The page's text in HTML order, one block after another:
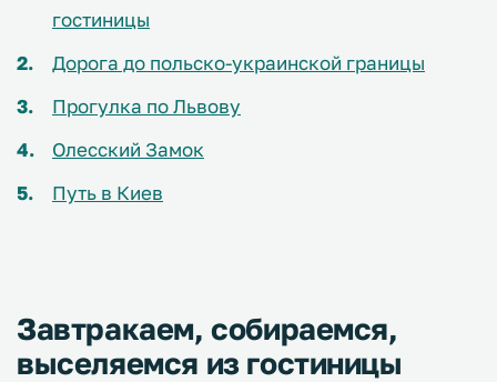
гостиницы
Дорога до польско-украинской границы
Прогулка по Львову
Олесский Замок
Путь в Киев
Завтракаем, собираемся,
выселяемся из гостиницы